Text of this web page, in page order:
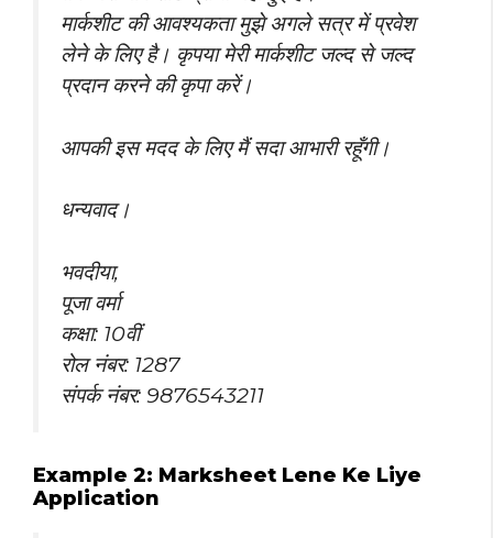
मार्कशीट की आवश्यकता मुझे अगले सत्र में प्रवेश
लेने के लिए है। कृपया मेरी मार्कशीट जल्द से जल्द
प्रदान करने की कृपा करें।
आपकी इस मदद के लिए मैं सदा आभारी रहूँगी।
धन्यवाद।
भवदीया,
पूजा वर्मा
कक्षा: 10वीं
रोल नंबर: 1287
संपर्क नंबर: 9876543211
Example 2: Marksheet Lene Ke Liye
Application